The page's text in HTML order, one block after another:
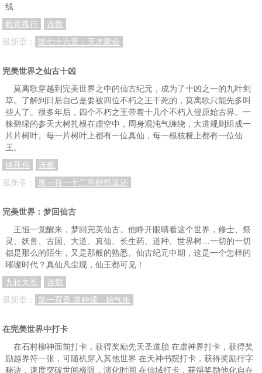
线
毅意孤行
连载
最新章：
第七十六章：天才聚会
完美世界之仙古十凶
莫离歌穿越到完美世界之中的仙古纪元，成为了十凶之一的九叶剑
草。了解到日后自己是要被四位不朽之王干死的，莫离歌只能先多叫
些人了。很多年后，四个不朽之王带着十几个不朽入侵原始古界。一
株碧绿的参天大树扎根在虚空中，周身混沌气缠绕，大道规则组成一
片片树叶。每一片树叶上都有一位真仙，每一根枝桠上都有一位仙
王。
锤死你
连载
最新章：
第一百一十二章献祭返还
完美世界：梦回仙古
王恒一觉醒来，梦回完美仙古。他睁开眼睛看这个世界，修士、祭
灵、妖兽、古国、大道、真仙、长生药、道种、世界树…一切的一切
都是那么的陌生，又是那般的熟悉。仙古纪元中期，这是一个怎样的
璀璨时代？真仙凡尘现，仙王都可见！
九转大长
连载
最新章：
第一百章 道种成，始气生
在完美世界中打卡
在石村柳神面前打卡，获得奖励先天圣道胎 在虚神界打卡，获得奖
励越界符一张，可随机穿入其他世界 在天神书院打卡，获得奖励行字
秘诀，速度突破世间极限，演化时间 在仙域打卡，获得奖励他化自在